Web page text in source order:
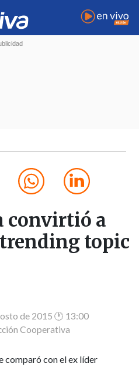
convirtió a
topic
de 2015 🕐 13:00
Cooperativa
comparó con el ex líder